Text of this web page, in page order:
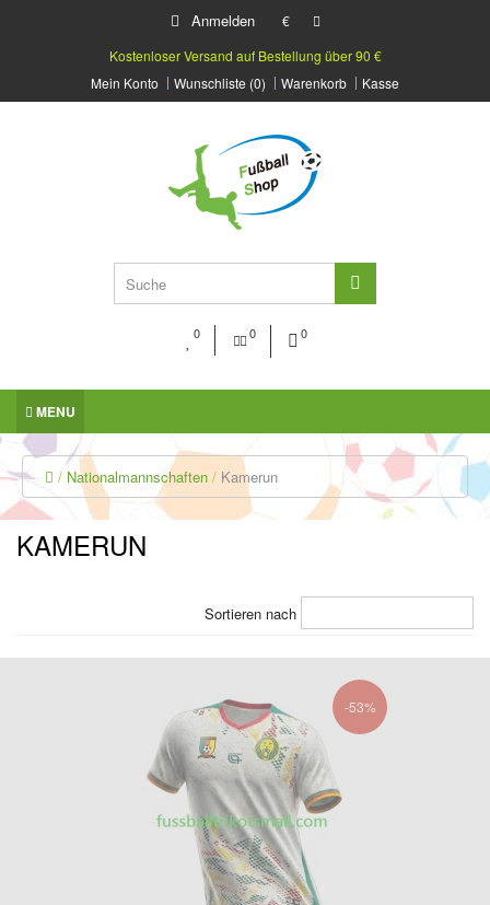
Anmelden
€
Kostenloser Versand auf Bestellung über 90 €
Mein Konto
Wunschliste (0) Warenkorb Kasse
0 0 0
MENU
Nationalmannschaften Kamerun
KAMERUN
Sortieren nach
-53%